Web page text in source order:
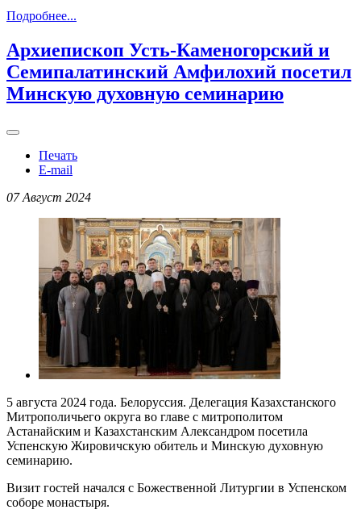
Подробнее...
Архиепископ Усть-Каменогорский и
Семипалатинский Амфилохий посетил
Минскую духовную семинарию
Печать
E-mail
07 Август 2024
5 августа 2024 года. Белоруссия. Делегация Казахстанского
Митрополичьего округа во главе с митрополитом
Астанайским и Казахстанским Александром посетила
Успенскую Жировичскую обитель и Минскую духовную
семинарию.
Визит гостей начался с Божественной Литургии в Успенском
соборе монастыря.